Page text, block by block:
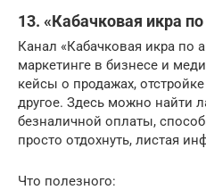
13. «Кабачковая икра
Канал «Кабачковая икра по
маркетинге в бизнесе и
кейсы о продажах,
другое. Здесь можно найти
безналичной оплаты,
просто отдохнуть, листая
Что полезного: